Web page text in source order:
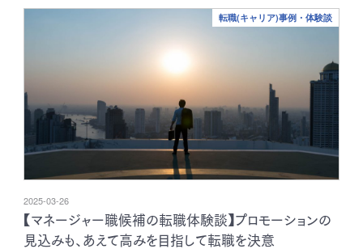
転職(キャリア)事例・体験談
2025-03-26
【マネージャー職候補の転職体験談】プロモーションの
見込みも、あえて高みを目指して転職を決意